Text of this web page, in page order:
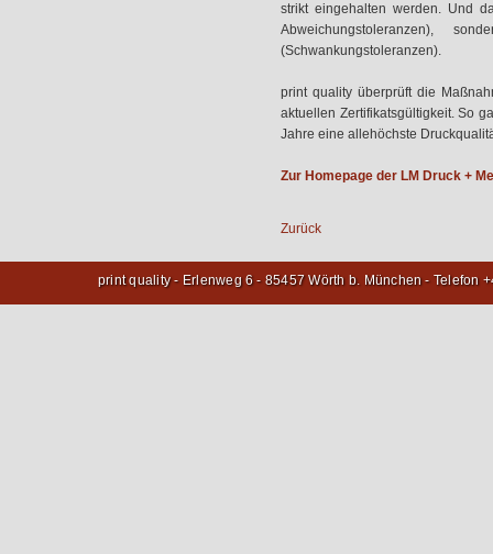
strikt eingehalten werden. Und
Abweichungstoleranzen),
(Schwankungstoleranzen).
print quality überprüft die
aktuellen Zertifikatsgültigkeit. So
Jahre eine allehöchste
Zur Homepage der LM Druck +
Zurück
print quality - Erlenweg 6 - 85457 Wörth b. München - Telefon